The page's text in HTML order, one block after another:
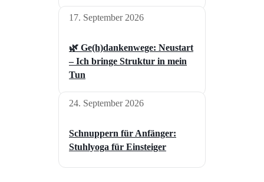
17. September 2026
🌿 Ge(h)dankenwege: Neustart
– Ich bringe Struktur in mein
Tun
24. September 2026
Schnuppern für Anfänger:
Stuhlyoga für Einsteiger